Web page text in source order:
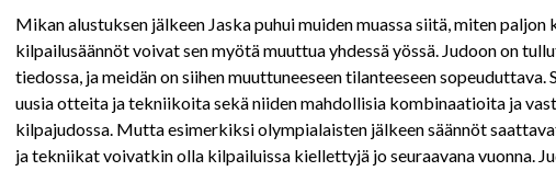
Mikan alustuksen jälkeen Jaska puhui muiden muassa siitä, miten
kilpailusäännöt voivat sen myötä muuttua yhdessä yössä. Judoon on
tiedossa, ja meidän on siihen muuttuneeseen tilanteeseen
uusia otteita ja tekniikoita sekä niiden mahdollisia kombinaatioita ja
kilpajudossa. Mutta esimerkiksi olympialaisten jälkeen säännöt
ja tekniikat voivatkin olla kilpailuissa kiellettyjä jo seuraavana vuonna.